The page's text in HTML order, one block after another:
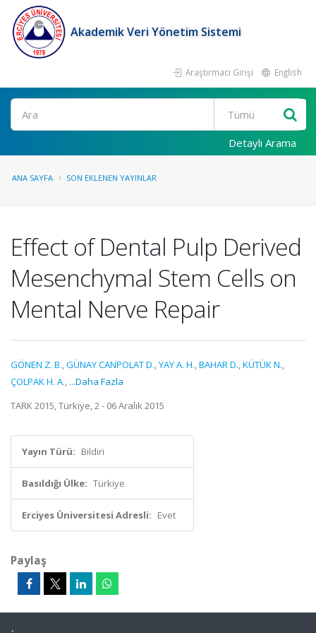
Akademik Veri Yönetim Sistemi
Araştırmacı Girişi English
Ara
Detaylı Arama
ANA SAYFA SON EKLENEN YAYINLAR
Effect of Dental Pulp Derived
Mesenchymal Stem Cells on
Mental Nerve Repair
GÖNEN Z. B.,GÜNAY CANPOLAT D.,YAY A. H.,BAHAR D.,KÜTÜK N.,
ÇOLPAK H. A., ...Daha Fazla
TARK 2015, Türkiye, 2 - 06 Aralık 2015
Yayın Türü: Bildiri
Basıldığı Ülke: Türkiye
Erciyes Üniversitesi Adresli: Evet
Paylaş